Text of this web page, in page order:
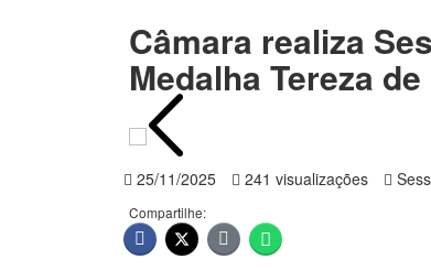
Câmara realiza
Medalha Tereza
25/11/2025 241 visualizações
Compartilhe: